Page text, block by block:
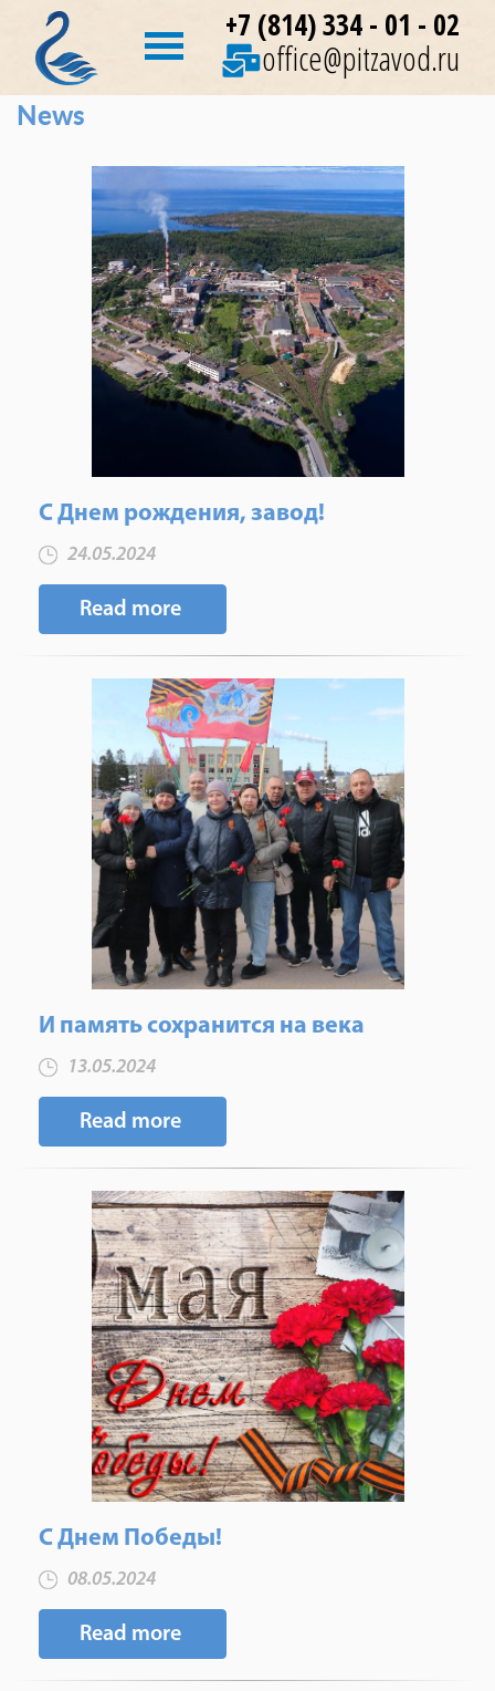
+7 (814) 334 - 01 - 02
office@pitzavod.ru
News
С Днем рождения, завод!
24.05.2024
Read more
И память сохранится на века
13.05.2024
Read more
С Днем Победы!
08.05.2024
Read more